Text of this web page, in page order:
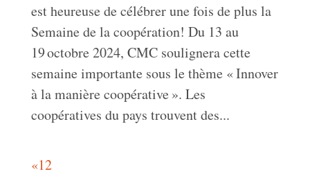
est heureuse de célébrer une fois de plus la
Semaine de la coopération! Du 13 au
19 octobre 2024, CMC soulignera cette
semaine importante sous le thème « Innover
à la manière coopérative ». Les
coopératives du pays trouvent des...
«12